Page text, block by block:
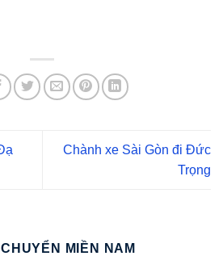
Chành xe Sài Gòn đi Đức
Trọng
MIỀN NAM